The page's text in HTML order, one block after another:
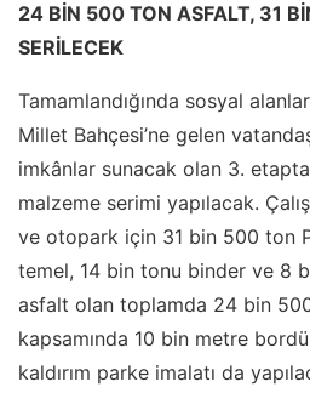
24 BİN 500 TON ASFALT, 31
SERİLECEK
Tamamlandığında sosyal
Millet Bahçesi’ne gelen
imkânlar sunacak olan 3.
malzeme serimi yapılacak.
ve otopark için 31 bin 500 ton
temel, 14 bin tonu binder ve 8
asfalt olan toplamda 24 bin
kapsamında 10 bin metre
kaldırım parke imalatı da